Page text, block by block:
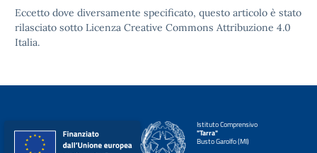
Eccetto dove diversamente specificato, questo articolo è stato
rilasciato sotto Licenza Creative Commons Attribuzione 4.0
Italia.
Istituto Comprensivo
"Tarra"
Busto Garolfo (MI)